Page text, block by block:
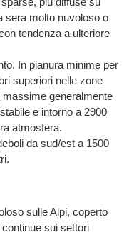
sera molto nuvoloso o
tendenza a ulteriore
In pianura minime per
superiori nelle zone
generalmente
e intorno a 2900
atmosfera.
da sud/est a 1500
sulle Alpi, coperto
sui settori